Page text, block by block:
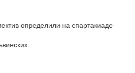
определили на спартакиаде